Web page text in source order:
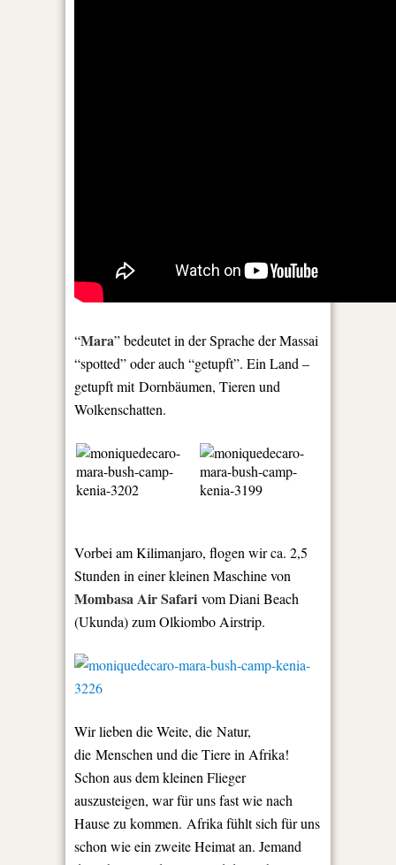
“Mara” bedeutet in der Sprache der Massai
“spotted” oder auch “getupft”. Ein Land –
getupft mit Dornbäumen, Tieren und
Wolkenschatten.
Vorbei am Kilimanjaro, flogen wir ca. 2,5
Stunden in einer kleinen Maschine von
Mombasa Air Safari vom Diani Beach
(Ukunda) zum Olkiombo Airstrip.
Wir lieben die Weite, die Natur,
die Menschen und die Tiere in Afrika!
Schon aus dem kleinen Flieger
auszusteigen, war für uns fast wie nach
Hause zu kommen. Afrika fühlt sich für uns
schon wie ein zweite Heimat an. Jemand